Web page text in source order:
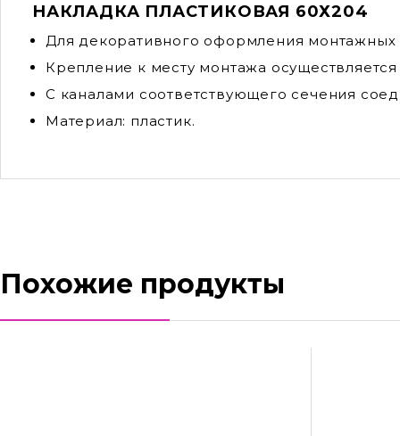
НАКЛАДКА ПЛАСТИКОВАЯ 60Х204
Для декоративного оформления монтажных
Крепление к месту монтажа
C каналами соответствующего сечения
Материал: пластик.
Похожие продукты